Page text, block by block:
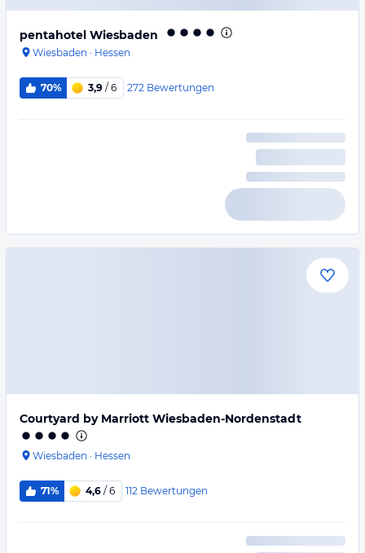
pentahotel Wiesbaden
Wiesbaden · Hessen
70% 3,9 / 6 272 Bewertungen
Courtyard by Marriott Wiesbaden-Nordenstadt
Wiesbaden · Hessen
71% 4,6 / 6 112 Bewertungen